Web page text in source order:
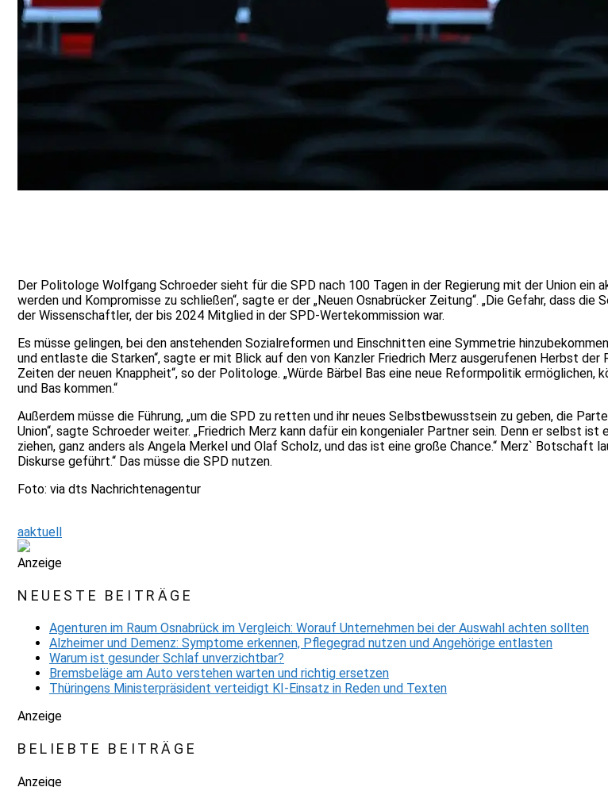
Der Politologe Wolfgang Schroeder sieht für die SPD nach 100 Tagen in der Regierung mit der Union ein
werden und Kompromisse zu schließen“, sagte er der „Neuen Osnabrücker Zeitung“. „Die Gefahr, dass
der Wissenschaftler, der bis 2024 Mitglied in der SPD-Wertekommission war.
Es müsse gelingen, bei den anstehenden Sozialreformen und Einschnitten eine Symmetrie
und entlaste die Starken“, sagte er mit Blick auf den von Kanzler Friedrich Merz ausgerufenen Herbst
Zeiten der neuen Knappheit“, so der Politologe. „Würde Bärbel Bas eine neue Reformpolitik
und Bas kommen.“
Außerdem müsse die Führung, „um die SPD zu retten und ihr neues Selbstbewusstsein zu geben, die
Union“, sagte Schroeder weiter. „Friedrich Merz kann dafür ein kongenialer Partner sein. Denn er selbst
ziehen, ganz anders als Angela Merkel und Olaf Scholz, und das ist eine große Chance.“ Merz`
Diskurse geführt.“ Das müsse die SPD nutzen.
Foto: via dts Nachrichtenagentur
aaktuell
Anzeige
NEUESTE BEITRÄGE
Agenturen im Raum Osnabrück im Vergleich: Worauf Unternehmen bei der Auswahl achten sollten
Alzheimer und Demenz: Symptome erkennen, Pflegegrad nutzen und Angehörige entlasten
Warum ist gesunder Schlaf unverzichtbar?
Bremsbeläge am Auto verstehen warten und richtig ersetzen
Thüringens Ministerpräsident verteidigt KI-Einsatz in Reden und Texten
Anzeige
BELIEBTE BEITRÄGE
Anzeige